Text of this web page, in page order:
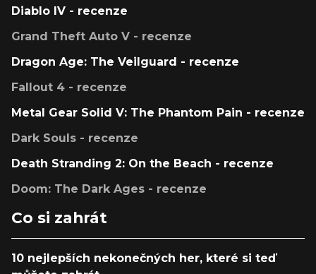
Diablo IV - recenze
Grand Theft Auto V - recenze
Dragon Age: The Veilguard - recenze
Fallout 4 - recenze
Metal Gear Solid V: The Phantom Pain - recenze
Dark Souls - recenze
Death Stranding 2: On the Beach - recenze
Doom: The Dark Ages - recenze
Co si zahrát
10 nejlepších nekonečných her, které si teď